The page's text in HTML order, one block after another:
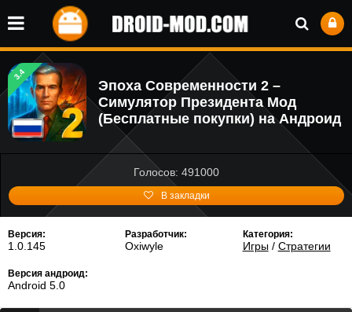
3.4
Эпоха Современности 2 –
Симулятор Президента Мод
(Бесплатные покупки) на Андроид
Голосов: 491000
В закладки
Версия:
1.0.145
Разработчик:
Oxiwyle
Категория:
Игры/ Стратегии
Версия андроид:
Android 5.0